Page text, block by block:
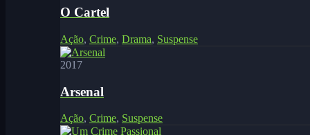
O Cartel
Ação, Crime, Drama, Suspense
2017
Arsenal
Ação, Crime, Suspense